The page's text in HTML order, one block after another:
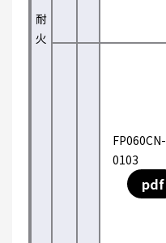
耐
火
FP060CN-
0103
pdf